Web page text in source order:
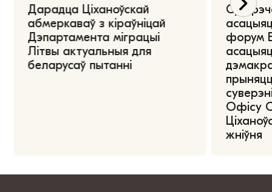
Дарадца Ціханоўскай
абмеркаваў з кіраўніцай
Дэпартамента міграцыі
Літвы актуальныя для
беларусаў пытанні
форум
Офісу
жніўня